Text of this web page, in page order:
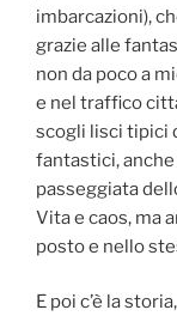
imbarcazioni),
grazie alle
non da poco a
e nel traffico
scogli lisci tipici
fantastici,
passeggiata
Vita e caos, ma
posto e nello
E poi c’è la storia,